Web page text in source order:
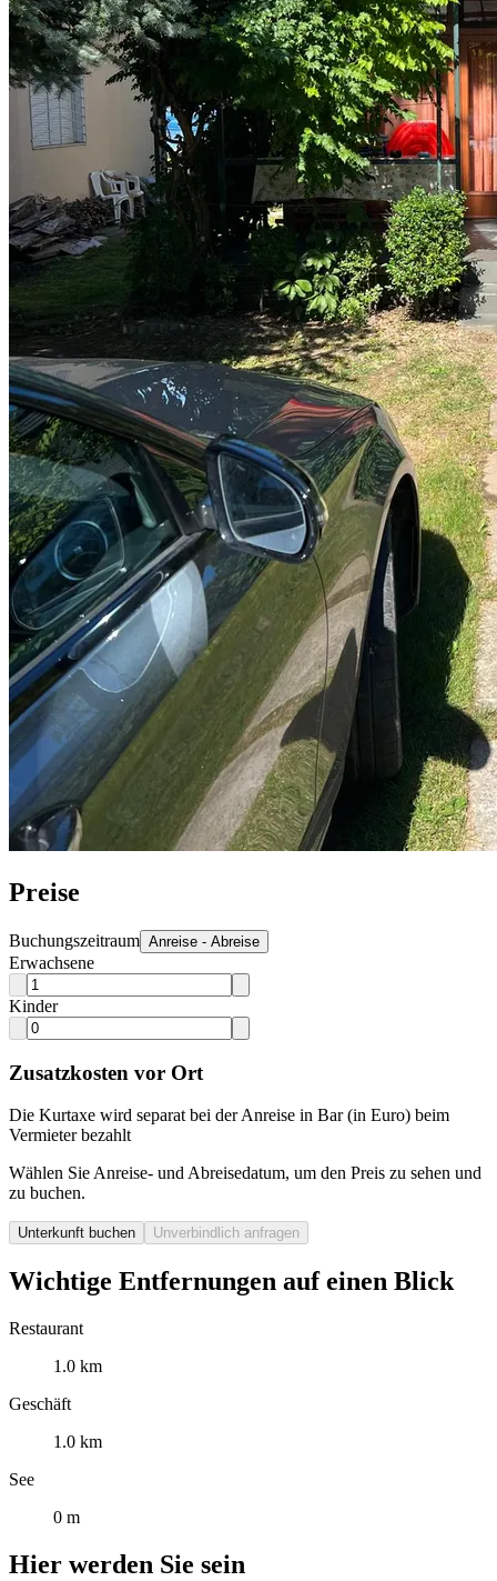
Preise
Buchungszeitraum Anreise - Abreise
Erwachsene
Kinder
Zusatzkosten vor Ort
Die Kurtaxe wird separat bei der Anreise in Bar (in Euro) beim
Vermieter bezahlt
Wählen Sie Anreise- und Abreisedatum, um den Preis zu sehen und
zu buchen.
Unterkunft buchen Unverbindlich anfragen
Wichtige Entfernungen auf einen Blick
Restaurant
1.0 km
Geschäft
1.0 km
See
0 m
Hier werden Sie sein